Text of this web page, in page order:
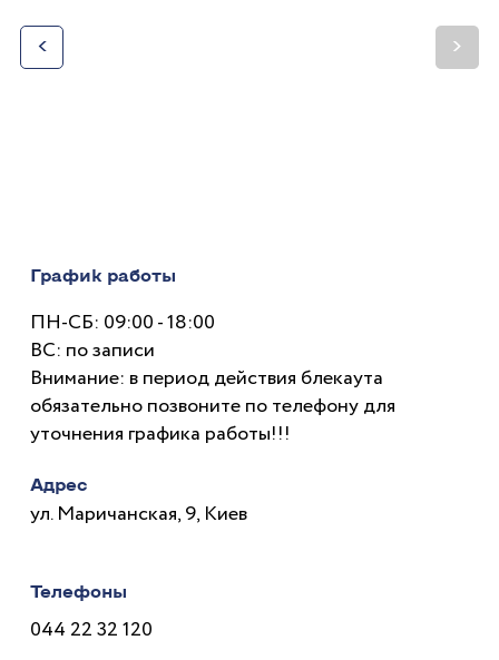
>
<
График работы
ПН-СБ: 09:00 - 18:00
ВС: по записи
Внимание: в период действия блекаута
обязательно позвоните по телефону для
уточнения графика работы!!!
Адрес
ул. Маричанская, 9, Киев
Телефоны
044 22 32 120